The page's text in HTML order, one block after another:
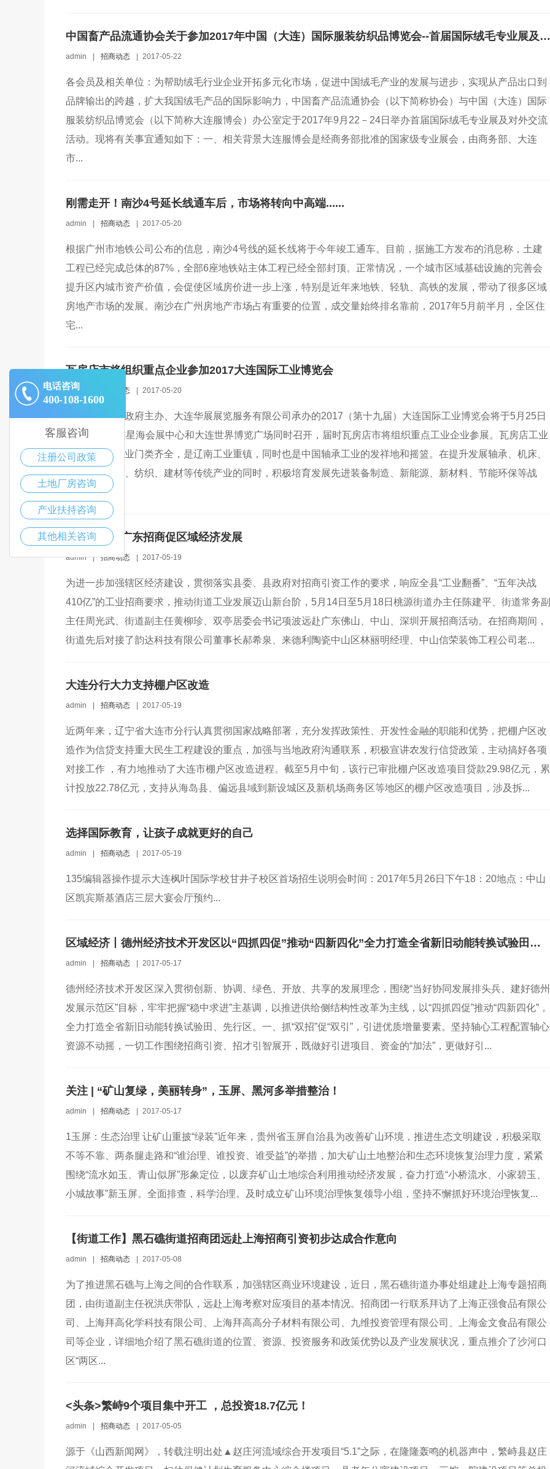
中国畜产品流通协会关于参加2017年中国（大连）国际服装纺织品博览会--首届国际绒毛专业展及交流活动的通知
admin 招商动态 2017-05-22
各会员及相关单位：为帮助绒毛行业企业开拓多元化市场，促进中国绒毛产业的发展与进步，实现从产品出口到
品牌输出的跨越，扩大我国绒毛产品的国际影响力，中国畜产品流通协会（以下简称协会）与中国（大连）国际
服装纺织品博览会（以下简称大连服博会）办公室定于2017年9月22－24日举办首届国际绒毛专业展及对外交流
活动。现将有关事宜通知如下：一、相关背景大连服博会是经商务部批准的国家级专业展会，由商务部、大连
市...
刚需走开！南沙4号延长线通车后，市场将转向中高端......
admin 招商动态 2017-05-20
根据广州市地铁公司公布的信息，南沙4号线的延长线将于今年竣工通车。目前，据施工方发布的消息称，土建
工程已经完成总体的87%，全部6座地铁站主体工程已经全部封顶。正常情况，一个城市区域基础设施的完善会
提升区内城市资产价值，会促使区域房价进一步上涨，特别是近年来地铁、轻轨、高铁的发展，带动了很多区域
房地产市场的发展。南沙在广州房地产市场占有重要的位置，成交量始终排名靠前，2017年5月前半月，全区住
宅...
瓦房店市将组织重点企业参加2017大连国际工业博览会
admin 招商动态 2017-05-20
由大连市人民政府主办、大连华展展览服务有限公司承办的2017（第十九届）大连国际工业博览会将于5月25日
至27日在大连星海会展中心和大连世界博览广场同时召开，届时瓦房店市将组织重点工业企业参展。瓦房店工业
基础雄厚、行业门类齐全，是辽南工业重镇，同时也是中国轴承工业的发祥地和摇篮。在提升发展轴承、机床、
农副产品加工、纺织、建材等传统产业的同时，积极培育发展先进装备制造、新能源、新材料、节能环保等战
略...
桃源街道赴广东招商促区域经济发展
admin | 招商动态 2017-05-19
为进一步加强辖区经济建设，贯彻落实县委、县政府对招商引资工作的要求，响应全县“工业翻番”、“五年决战
410亿”的工业招商要求，推动街道工业发展迈山新台阶，5月14日至5月18日桃源街道办主任陈建平、街道常务副
主任周光武、街道副主任黄柳珍、双亭居委会书记项波远赴广东佛山、中山、深圳开展招商活动。在招商期间，
街道先后对接了韵达科技有限公司董事长郝希泉、来德利陶瓷中山区林丽明经理、中山信荣装饰工程公司老...
大连分行大力支持棚户区改造
admin 招商动态 2017-05-19
近两年来，辽宁省大连市分行认真贯彻国家战略部署，充分发挥政策性、开发性金融的职能和优势，把棚户区改
造作为信贷支持重大民生工程建设的重点，加强与当地政府沟通联系，积极宣讲农发行信贷政策，主动搞好各项
对接工作 ，有力地推动了大连市棚户区改造进程。截至5月中旬，该行已审批棚户区改造项目贷款29.98亿元，累
计投放22.78亿元，支持从海岛县、偏远县域到新设城区及新机场商务区等地区的棚户区改造项目，涉及拆...
选择国际教育，让孩子成就更好的自己
admin 招商动态 2017-05-19
135编辑器操作提示大连枫叶国际学校甘井子校区首场招生说明会时间：2017年5月26日下午18：20地点：中山
区凯宾斯基酒店三层大宴会厅预约...
区域经济丨德州经济技术开发区以“四抓四促”推动“四新四化”全力打造全省新旧动能转换试验田、先行区
admin 招商动态 2017-05-17
德州经济技术开发区深入贯彻创新、协调、绿色、开放、共享的发展理念，围绕“当好协同发展排头兵、建好德州
发展示范区”目标，牢牢把握“稳中求进”主基调，以推进供给侧结构性改革为主线，以“四抓四促”推动“四新四化”，
全力打造全省新旧动能转换试验田、先行区。一、抓“双招”促“双引”，引进优质增量要素。坚持轴心工程配置轴心
资源不动摇，一切工作围绕招商引资、招才引智展开，既做好引进项目、资金的“加法”，更做好引...
关注 | “矿山复绿，美丽转身”，玉屏、黑河多举措整治！
admin 招商动态 2017-05-17
1玉屏：生态治理 让矿山重披“绿装”近年来，贵州省玉屏自治县为改善矿山环境，推进生态文明建设，积极采取
不等不靠、两条腿走路和“谁治理、谁投资、谁受益”的举措，加大矿山土地整治和生态环境恢复治理力度，紧紧
围绕“流水如玉、青山似屏”形象定位，以废弃矿山土地综合利用推动经济发展，奋力打造“小桥流水、小家碧玉、
小城故事”新玉屏。全面排查，科学治理。及时成立矿山环境治理恢复领导小组，坚持不懈抓好环境治理恢复...
【街道工作】黑石礁街道招商团远赴上海招商引资初步达成合作意向
admin 招商动态 2017-05-08
为了推进黑石礁与上海之间的合作联系，加强辖区商业环境建设，近日，黑石礁街道办事处组建赴上海专题招商
团，由街道副主任祝洪庆带队，远赴上海考察对应项目的基本情况。招商团一行联系拜访了上海正强食品有限公
司、上海拜高化学科技有限公司、上海拜高高分子材料有限公司、九维投资管理有限公司、上海金文食品有限公
司等企业，详细地介绍了黑石礁街道的位置、资源、投资服务和政策优势以及产业发展状况，重点推介了沙河口
区“两区...
<头条>繁峙9个项目集中开工 ，总投资18.7亿元！
admin 招商动态 2017-05-05
源于《山西新闻网》，转载注明出处▲赵庄河流域综合开发项目“5.1”之际，在隆隆轰鸣的机器声中，繁峙县赵庄
电话咨询
400-108-1600
客服咨询
注册公司政策
土地厂房咨询
产业扶持咨询
其他相关咨询